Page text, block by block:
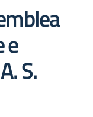
e
S.